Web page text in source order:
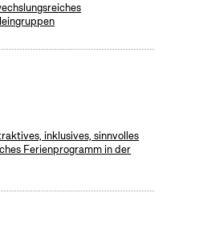
inklusives, sinnvolles
Ferienprogramm in der